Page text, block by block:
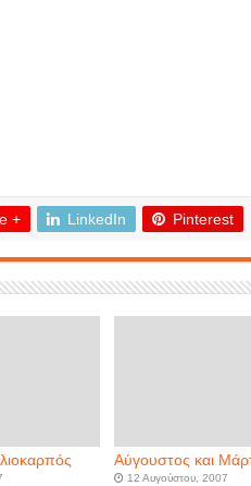
+ LinkedIn Pinterest
Αύγουστος και
12 Αυγούστου, 2007